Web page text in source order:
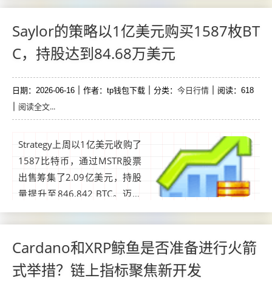
数超过75才能预示山寨币的广
泛反弹。该指标衡量前50名币
种在90天内表现优于比特币的
数量，但已有256天未进入山
寨币区间。与此同时，比特币
季节发生得更频繁，平均持续
时间更长。...
Saylor的策略以1亿美元购买1587枚BT
C，持股达到84.68万美元
日期：2026-06-16 作者：tp钱包下载 分类： 今日行情 阅读：618
阅读全文...
Strategy上周以1亿美元收购了
1587比特币，通过MSTR股票
出售筹集了2.09亿美元，持股
量提升至846,842 BTC。迈克
尔·塞勒战略公司，全球最大的
公开比特币持有者，上周增加
了其加密货币储备，因为比特
约75,700美元。...
Cardano和XRP鲸鱼是否准备进行火箭
式举措？链上指标聚焦新开发